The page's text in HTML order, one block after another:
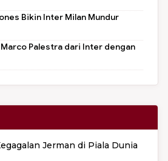
Jerman di Piala Dunia
Bikin Inter Milan Mundur
Palestra dari Inter dengan